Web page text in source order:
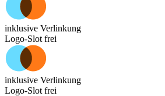
inklusive Verlinkung
Logo-Slot frei
inklusive Verlinkung
Logo-Slot frei